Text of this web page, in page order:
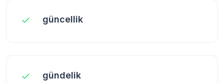
güncellik
gündelik